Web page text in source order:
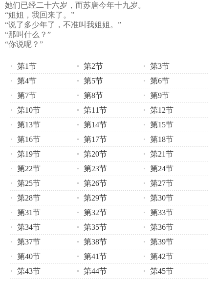
她们已经二十六岁，而苏唐今年十九岁。
“姐姐，我回来了。”
“说了多少年了，不准叫我姐姐。”
“那叫什么？”
“你说呢？”
第1节 第2节
第3节
第4节
第5节
第6节
第7节
第8节
第9节
第10节
第11节
第12节
第13节
第14节
第15节
第16节
第17节
第18节
第19节
第20节
第21节
第22节
第23节
第24节
第25节
第26节
第27节
第28节
第29节
第30节
第31节
第32节
第33节
第34节
第35节
第36节
第37节
第38节
第39节
第40节
第41节
第42节
第43节
第44节
第45节